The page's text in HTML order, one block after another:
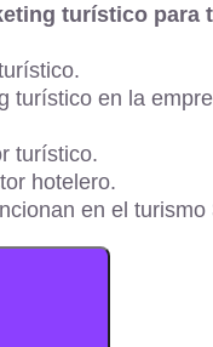
turístico
turístico en la
turístico.
hotelero.
en el